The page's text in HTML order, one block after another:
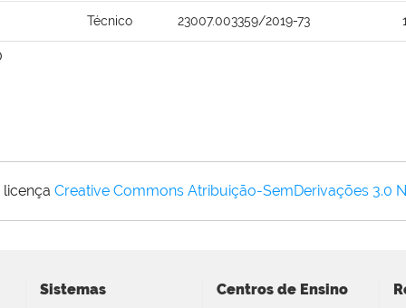
Técnico 23007.003359/2019-73
Creative Commons Atribuição-SemDerivações 3.0
Sistemas Centros de Ensino